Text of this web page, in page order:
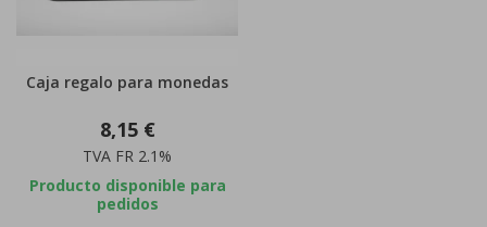
Caja regalo para monedas
8,15 €
TVA FR 2.1%
Producto disponible para
pedidos